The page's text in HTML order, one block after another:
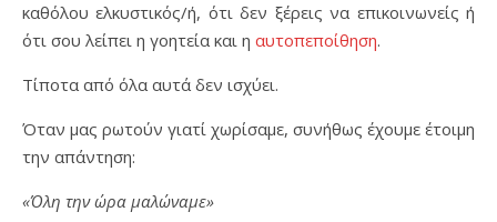
καθόλου ελκυστικός/ή, ότι δεν ξέρεις να επικοινωνείς ή
ότι σου λείπει η γοητεία και η αυτοπεποίθηση.
Τίποτα από όλα αυτά δεν ισχύει.
Όταν μας ρωτούν γιατί χωρίσαμε, συνήθως έχουμε έτοιμη
την απάντηση:
«Όλη την ώρα μαλώναμε»